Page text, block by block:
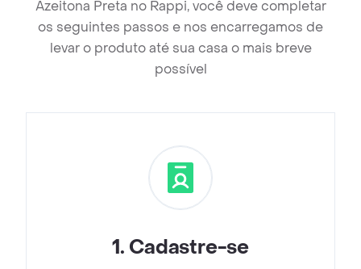
Azeitona Preta no Rappi, você deve completar
os seguintes passos e nos encarregamos de
levar o produto até sua casa o mais breve
possível
1. Cadastre-se